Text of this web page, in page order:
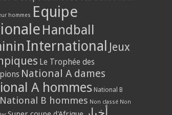
hommes Equipe
Handball
International Jeux
Le Trophée des
National A dames
A hommes National B
National B hommes Non classé Non